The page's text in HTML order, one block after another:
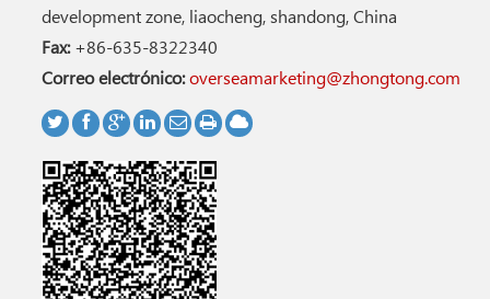
development zone, liaocheng, shandong, China
Fax:+86-635-8322340
Correo electrónico:overseamarketing@zhongtong.com